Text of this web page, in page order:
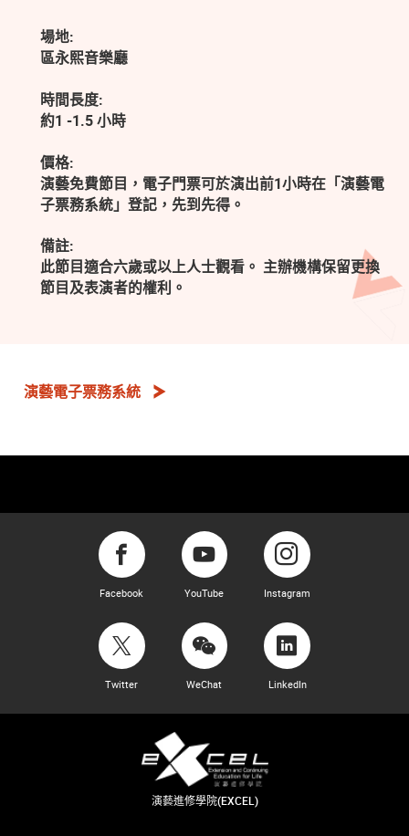
場地:
區永熙音樂廳
時間長度:
約1 -1.5 小時
價格:
演藝免費節目，電子門票可於演出前1小時在「演藝電
子票務系統」登記，先到先得。
備註:
此節目適合六歲或以上人士觀看。 主辦機構保留更換
節目及表演者的權利。
演藝電子票務系統
Facebook YouTube Instagram
Twitter WeChat LinkedIn
演藝進修學院(EXCEL)